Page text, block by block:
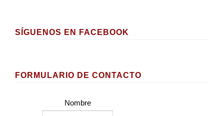
SÍGUENOS EN FACEBOOK
FORMULARIO DE CONTACTO
Nombre